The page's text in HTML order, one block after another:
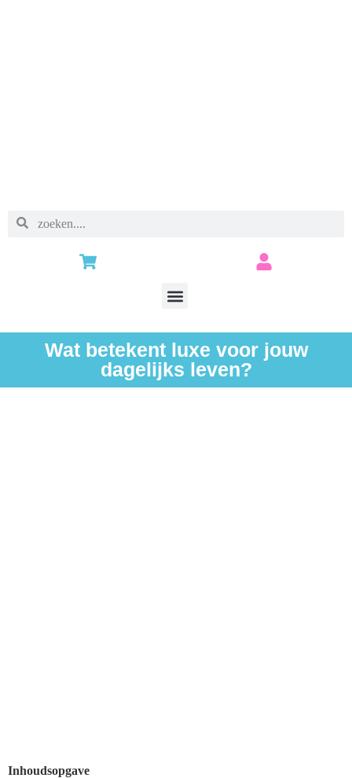
Wat betekent luxe voor jouw
dagelijks leven?
Inhoudsopgave